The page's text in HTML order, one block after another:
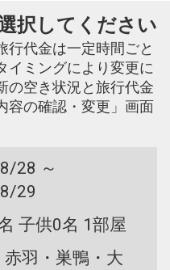
択してください
行代金は一定時間ごと
イミングにより変更に
の空き状況と旅行代金
容の確認・変更」画面
28 ～
29
子供0名 1部屋
赤羽・巣鴨・大